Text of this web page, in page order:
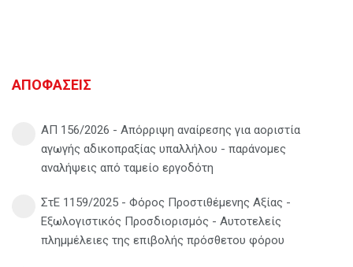
ΑΠΟΦΑΣΕΙΣ
ΑΠ 156/2026 - Απόρριψη αναίρεσης για αοριστία
αγωγής αδικοπραξίας υπαλλήλου - παράνομες
αναλήψεις από ταμείο εργοδότη
ΣτΕ 1159/2025 - Φόρος Προστιθέμενης Αξίας -
Εξωλογιστικός Προσδιορισμός - Αυτοτελείς
πλημμέλειες της επιβολής πρόσθετου φόρου